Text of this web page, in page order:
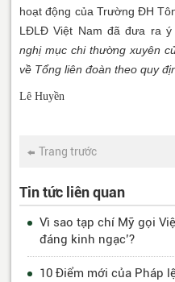
hoạt động của Trường ĐH
LĐLĐ Việt Nam đã đưa ra
nghị mục chi thường xuyên
về Tổng liên đoàn theo quy
Lê Huyền
Trang trước
Tin tức liên quan
Vì sao tạp chí Mỹ gọi
đáng kinh ngạc’?
10 Điểm mới của Pháp